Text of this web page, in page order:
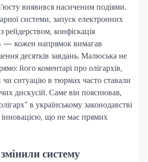
виявився насиченим подіями.
системи, запуск електронних
рейдерством, конфіскація
— кожен напрямок вимагав
десятків завдань. Малюська не
його коментарі про олігархів,
чи ситуацію в тюрмах часто ставали
дискусій. Саме він пояснював,
в українському законодавстві
що не має прямих
систему